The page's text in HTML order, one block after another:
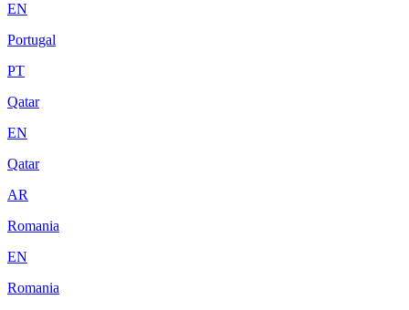
EN
Portugal
PT
Qatar
EN
Qatar
AR
Romania
EN
Romania